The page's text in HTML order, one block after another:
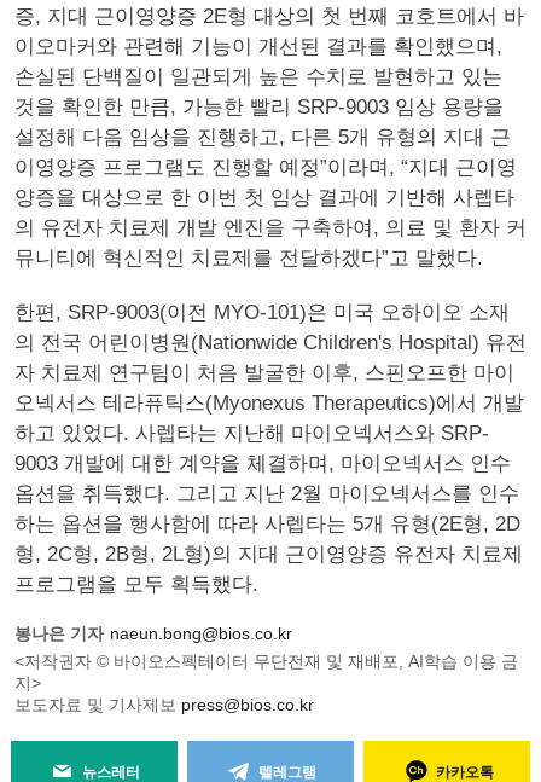
증, 지대 근이영양증 2E형 대상의 첫 번째 코호트에서 바
이오마커와 관련해 기능이 개선된 결과를 확인했으며,
손실된 단백질이 일관되게 높은 수치로 발현하고 있는
것을 확인한 만큼, 가능한 빨리 SRP-9003 임상 용량을
설정해 다음 임상을 진행하고, 다른 5개 유형의 지대 근
이영양증 프로그램도 진행할 예정”이라며, “지대 근이영
양증을 대상으로 한 이번 첫 임상 결과에 기반해 사렙타
의 유전자 치료제 개발 엔진을 구축하여, 의료 및 환자 커
뮤니티에 혁신적인 치료제를 전달하겠다”고 말했다.
한편, SRP-9003(이전 MYO-101)은 미국 오하이오 소재
의 전국 어린이병원(Nationwide Children's Hospital) 유전
자 치료제 연구팀이 처음 발굴한 이후, 스핀오프한 마이
오넥서스 테라퓨틱스(Myonexus Therapeutics)에서 개발
하고 있었다. 사렙타는 지난해 마이오넥서스와 SRP-
9003 개발에 대한 계약을 체결하며, 마이오넥서스 인수
옵션을 취득했다. 그리고 지난 2월 마이오넥서스를 인수
하는 옵션을 행사함에 따라 사렙타는 5개 유형(2E형, 2D
형, 2C형, 2B형, 2L형)의 지대 근이영양증 유전자 치료제
프로그램을 모두 획득했다.
봉나은 기자 naeun.bong@bios.co.kr
<저작권자 © 바이오스펙테이터 무단전재 및 재배포, AI학습 이용 금
지>
보도자료 및 기사제보 press@bios.co.kr
뉴스레터 텔레그램 카카오톡